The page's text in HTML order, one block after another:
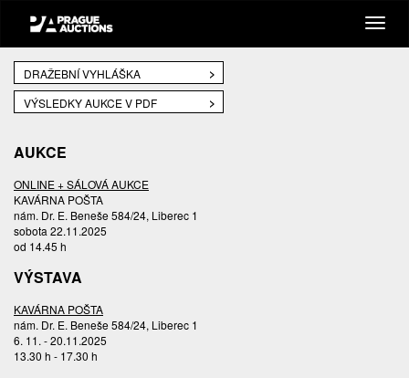
DRAŽEBNÍ VYHLÁŠKA
VÝSLEDKY AUKCE V PDF
AUKCE
ONLINE + SÁLOVÁ AUKCE
KAVÁRNA POŠTA
nám. Dr. E. Beneše 584/24, Liberec 1
sobota 22.11.2025
od 14.45 h
VÝSTAVA
KAVÁRNA POŠTA
nám. Dr. E. Beneše 584/24, Liberec 1
6. 11. - 20.11.2025
13.30 h - 17.30 h